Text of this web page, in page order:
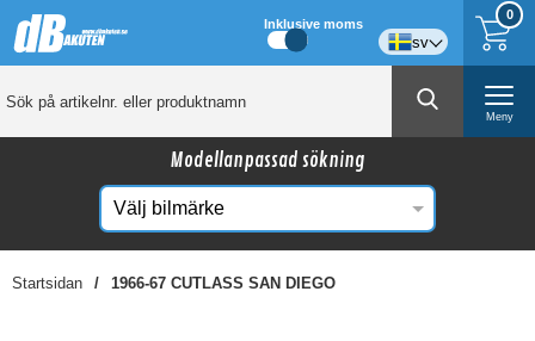
0
Inklusive moms
sv
Meny
Modellanpassad sökning
Startsidan 1966-67 CUTLASS SAN DIEGO